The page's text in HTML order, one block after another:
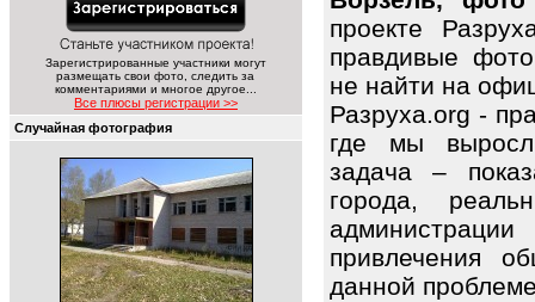
Зарегистрированные участники могут
размещать свои фото, следить за
комментариями и многое другое...
Все плюсы регистрации >>
Случайная фотография
проекте
правдивые
не найти на
Разруха.org -
где мы
задача –
города,
привлечения
данной